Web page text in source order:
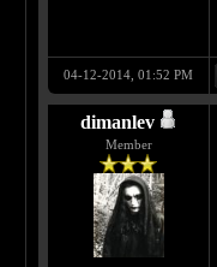
04-12-2014, 01:52 PM
dimanlev
Member